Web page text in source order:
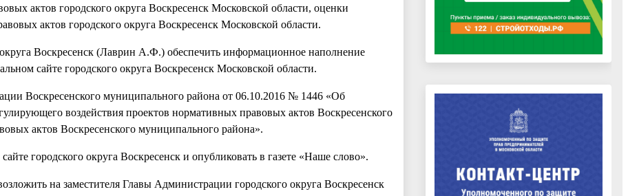
актов городского округа Воскресенск Московской области, оценки
актов городского округа Воскресенск Московской области.
Воскресенск (Лаврин А.Ф.) обеспечить информационное наполнение
сайте городского округа Воскресенск Московской области.
Воскресенского муниципального района от 06.10.2016 № 1446 «Об
воздействия проектов нормативных правовых актов Воскресенского
актов Воскресенского муниципального района».
городского округа Воскресенск и опубликовать в газете «Наше слово».
на заместителя Главы Администрации городского округа Воскресенск